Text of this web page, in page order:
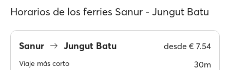
Horarios de los ferries Sanur - Jungut Batu
Sanur Jungut Batu desde € 7.54
Viaje más corto 30m